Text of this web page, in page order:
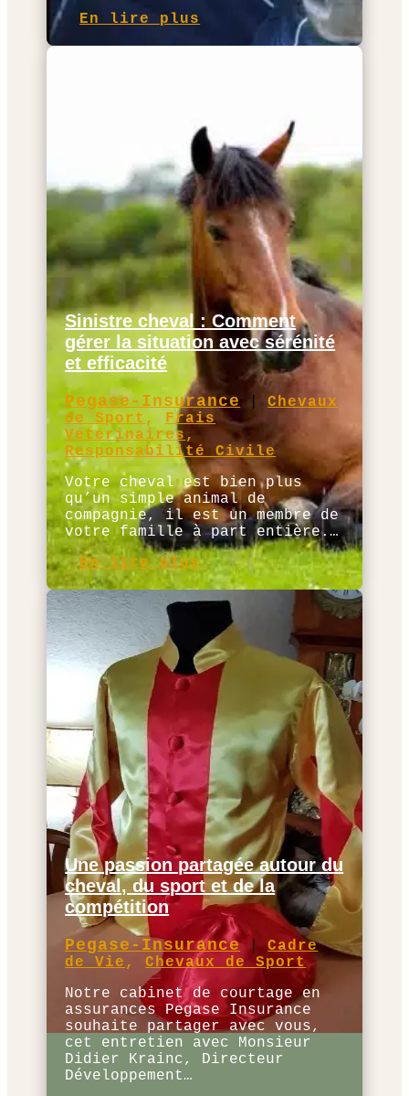
En lire plus
Sinistre cheval : Comment
gérer la situation avec sérénité
et efficacité
Pegase-Insurance
Chevaux
de Sport , Frais
Vétérinaires ,
Responsabilité Civile
Votre cheval est bien plus
qu’un simple animal de
compagnie, il est un membre de
votre famille à part entière.…
En lire plus
Une passion partagée autour du
cheval, du sport et de la
compétition
Pegase-Insurance |
Cadre
de Vie ,Chevaux de Sport
Notre cabinet de courtage en
assurances Pegase Insurance
souhaite partager avec vous,
cet entretien avec Monsieur
Didier Krainc, Directeur
Développement…